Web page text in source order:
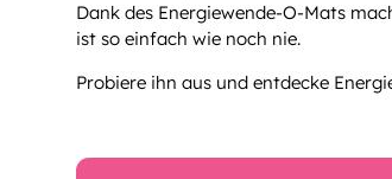
Dank des Energiewende-O-Mats
ist so einfach wie noch nie.
Probiere ihn aus und entdecke